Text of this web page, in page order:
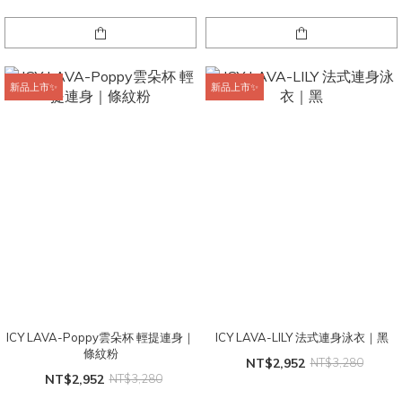
新品上市✨
ICY LAVA-Poppy雲朵杯 輕提連身｜
條紋粉
NT$2,952 NT$3,280
新品上市✨
ICY LAVA-LILY 法式連身泳衣｜黑
NT$2,952 NT$3,280